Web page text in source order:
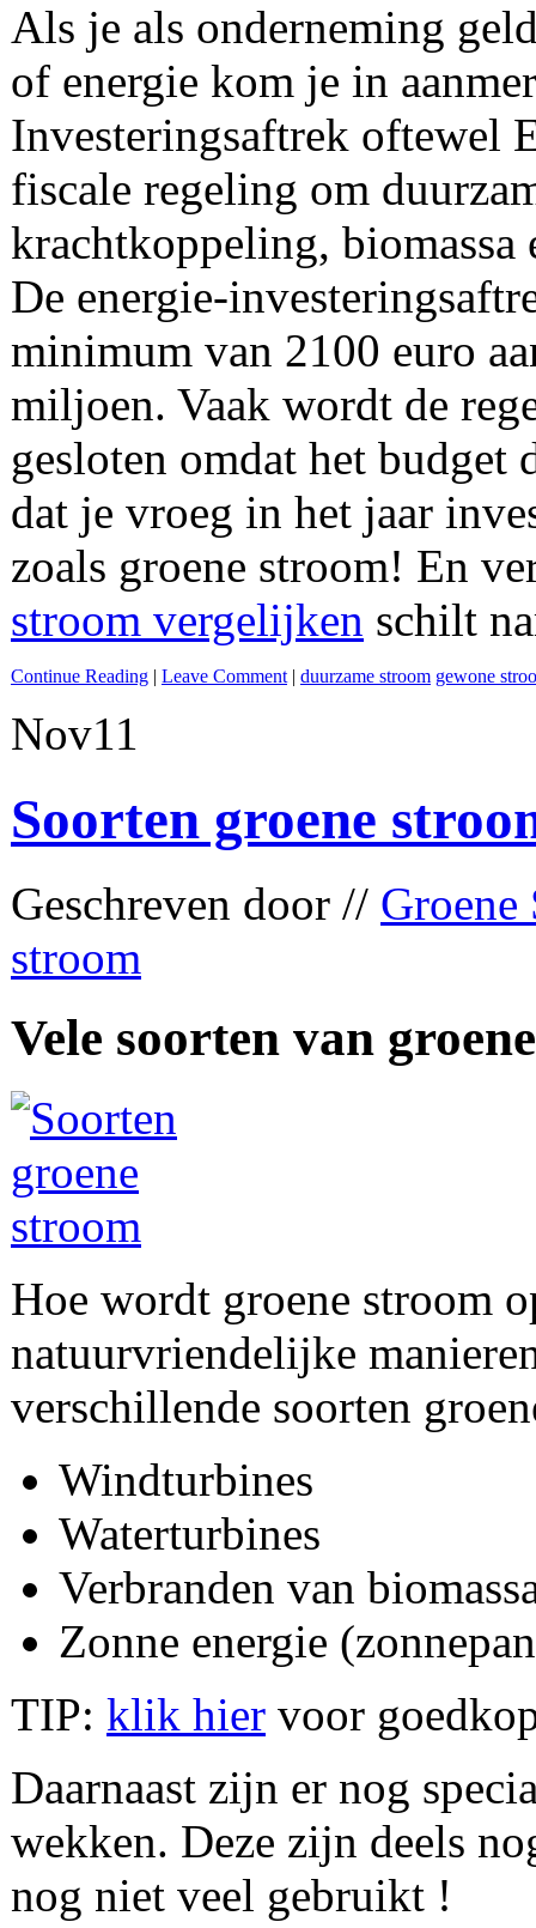
Als je als onderneming
of energie kom je in
Investeringsaftrek oftewel
fiscale regeling om
krachtkoppeling, biomassa
De energie-
minimum van 2100 euro
miljoen. Vaak wordt de
gesloten omdat het budget
dat je vroeg in het jaar
zoals groene stroom! En
stroom vergelijken schilt
Continue Reading | Leave Comment | duurzame stroom gewone
Nov11
Soorten groene
Geschreven door // Groene
stroom
Vele soorten van
Hoe wordt groene stroom
natuurvriendelijke
verschillende soorten
Windturbines
Waterturbines
Verbranden van
Zonne energie
TIP: klik hier voor
Daarnaast zijn er nog
wekken. Deze zijn deels
nog niet veel gebruikt !